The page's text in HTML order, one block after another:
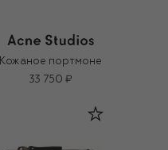
Кожаное портмоне
33 750 ₽